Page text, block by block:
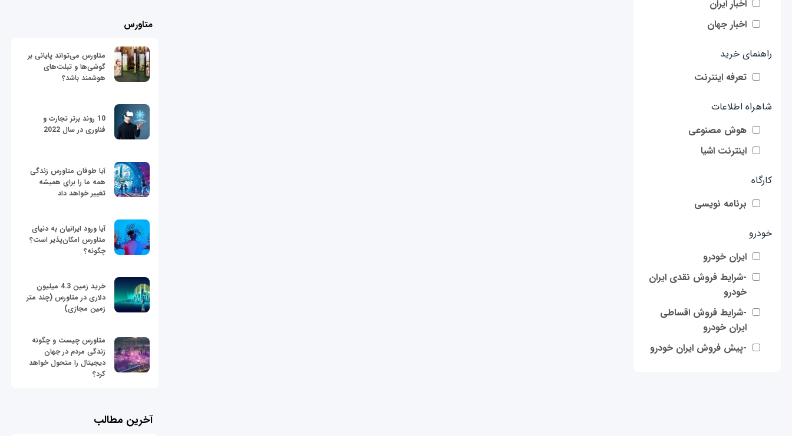
اخبار ایران
اخبار جهان
راهنمای خرید
تعرفه اینترنت
شاهراه اطلاعات
هوش مصنوعی
اینترنت اشیا
کارگاه
برنامه نویسی
خودرو
ایران خودرو
-شرایط فروش نقدی ایران
خودرو
-شرایط فروش اقساطی
ایران خودرو
-پیش فروش ایران خودرو
متاورس
متاورس می‌تواند پایانی بر
گوشی‌ها و تبلت‌های
هوشمند باشد؟
10 روند برتر تجارت و
فناوری در سال 2022
آیا طوفان متاورس زندگی
همه ما را برای همیشه
تغییر خواهد داد
آیا ورود ایرانیان به دنیای
متاورس امکان‌پذیر است؟
چگونه؟
خرید زمین 4.3 میلیون
دلاری در متاورس (چند متر
زمین مجازی)
متاورس چیست و چگونه
زندگی مردم در جهان
دیجیتال را متحول خواهد
کرد؟
آخرین مطالب